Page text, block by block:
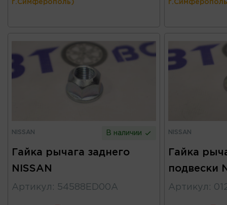
г.Симферополь)
NISSAN В наличии
Гайка рычага заднего
NISSAN
Артикул : 54588ED00A
NISSAN
Гайка
подвески
Артикул :